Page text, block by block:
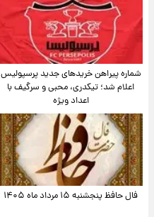
شماره پیراهن خریدهای جدید پرسپولیس
اعلام شد؛ تیکدری، محبی و سرگیف با
اعداد ویژه
فال حافظ پنجشنبه ۱۵ مرداد ماه ۱۴۰۵